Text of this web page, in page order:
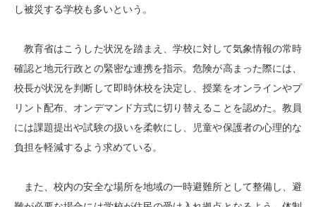
し被災する学校も多いという。
教育省はこうした状況を踏まえ、学校に対して気象情報の常時
確認と地元行政との緊密な連携を指示。危険が高まった際には、
校長が状況を判断して即時休校を決定し、授業をオンラインやプ
リント配布、オンデマンド方式に切り替えることを認めた。教員
には課題提出や試験の扱いを柔軟にし、児童や保護者の心理的な
負担を軽減するよう求めている。
また、校内の安全な場所を地域の一時避難所として整備し、避